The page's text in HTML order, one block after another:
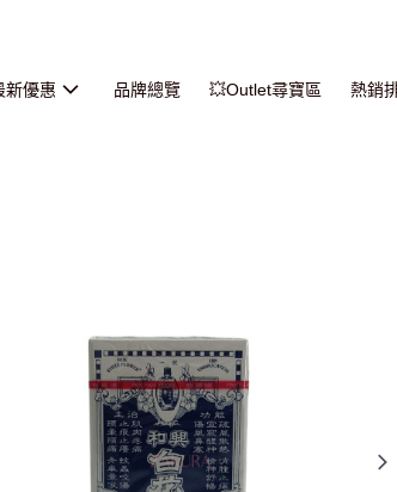
新優惠 品牌總覽 💥Outlet尋寶區 熱銷